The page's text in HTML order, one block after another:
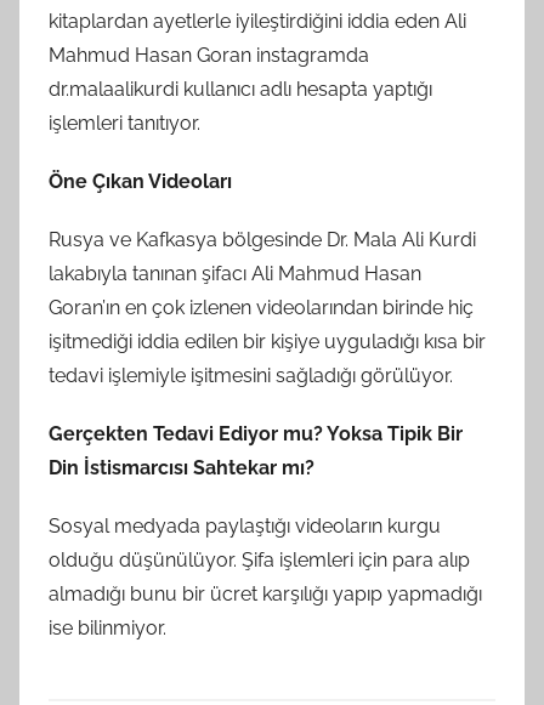
kitaplardan ayetlerle iyileştirdiğini iddia eden Ali
Mahmud Hasan Goran instagramda
dr.malaalikurdi kullanıcı adlı hesapta yaptığı
işlemleri tanıtıyor.
Öne Çıkan Videoları
Rusya ve Kafkasya bölgesinde Dr. Mala Ali Kurdi
lakabıyla tanınan şifacı Ali Mahmud Hasan
Goran’ın en çok izlenen videolarından birinde hiç
işitmediği iddia edilen bir kişiye uyguladığı kısa bir
tedavi işlemiyle işitmesini sağladığı görülüyor.
Gerçekten Tedavi Ediyor mu? Yoksa Tipik Bir
Din İstismarcısı Sahtekar mı?
Sosyal medyada paylaştığı videoların kurgu
olduğu düşünülüyor. Şifa işlemleri için para alıp
almadığı bunu bir ücret karşılığı yapıp yapmadığı
ise bilinmiyor.